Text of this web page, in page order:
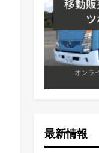
最新情報